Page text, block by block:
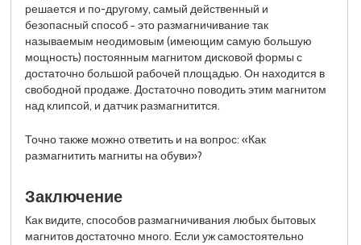
решается и по-другому, самый действенный и
безопасный способ − это размагничивание так
называемым неодимовым (имеющим самую большую
мощность) постоянным магнитом дисковой формы с
достаточно большой рабочей площадью. Он находится в
свободной продаже. Достаточно поводить этим магнитом
над клипсой, и датчик размагнитится.
Точно также можно ответить и на вопрос: «Как
размагнитить магниты на обуви»?
Заключение
Как видите, способов размагничивания любых бытовых
магнитов достаточно много. Если уж самостоятельно